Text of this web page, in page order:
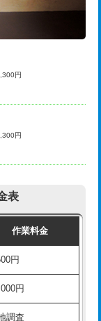
円
円
円
円
円+材料費
円
円
表
作業料金
円
円
調査